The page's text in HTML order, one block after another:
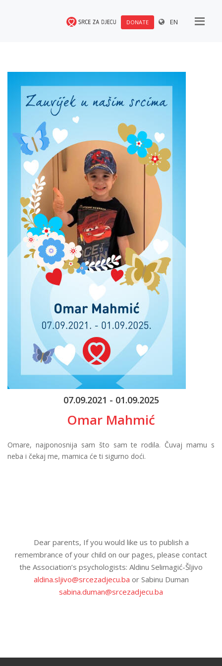
DONATE EN
07.09.2021 - 01.09.2025
Omar Mahmić
Omare, najponosnija sam što sam te rodila. Čuvaj mamu s
neba i čekaj me, mamica će ti sigurno doći.
Dear parents, If you would like us to publish a
remembrance of your child on our pages, please contact
the Association’s psychologists: Aldinu Selimagić-Šljivo
aldina.sljivo@srcezadjecu.ba or Sabinu Duman
sabina.duman@srcezadjecu.ba